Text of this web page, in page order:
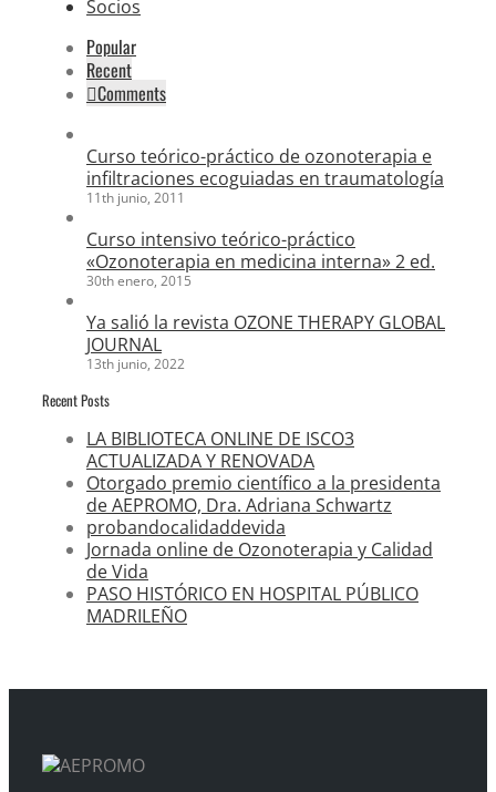
Socios
Popular
Recent
Comments
Curso teórico-práctico de ozonoterapia e
infiltraciones ecoguiadas en traumatología
11th junio, 2011
Curso intensivo teórico-práctico
«Ozonoterapia en medicina interna» 2 ed.
30th enero, 2015
Ya salió la revista OZONE THERAPY GLOBAL
JOURNAL
13th junio, 2022
Recent Posts
LA BIBLIOTECA ONLINE DE ISCO3
ACTUALIZADA Y RENOVADA
Otorgado premio científico a la presidenta
de AEPROMO, Dra. Adriana Schwartz
probandocalidaddevida
Jornada online de Ozonoterapia y Calidad
de Vida
PASO HISTÓRICO EN HOSPITAL PÚBLICO
MADRILEÑO